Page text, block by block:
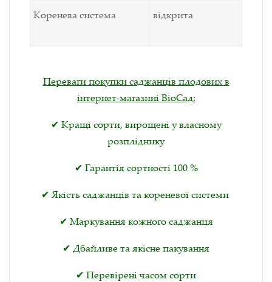
Коренева система відкрита
Переваги покупки саджанців плодових в
інтернет-магазині ВіоСад:
✔ Кращі сорти, вирощені у власному
розпліднику
✔ Гарантія сортності 100 %
✔ Якість саджанців та кореневої системи
✔ Маркування кожного саджанця
✔ Дбайливе та якісне пакування
✔ Перевірені часом сорти